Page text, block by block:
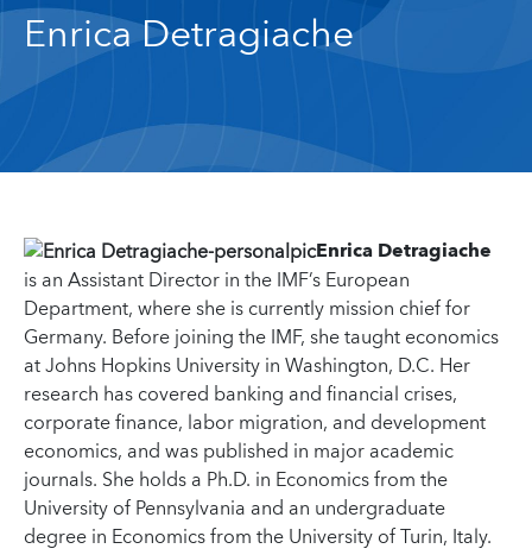
Enrica Detragiache
Enrica Detragiache
is an Assistant Director in the IMF’s European
Department, where she is currently mission chief for
Germany. Before joining the IMF, she taught economics
at Johns Hopkins University in Washington, D.C. Her
research has covered banking and financial crises,
corporate finance, labor migration, and development
economics, and was published in major academic
journals. She holds a Ph.D. in Economics from the
University of Pennsylvania and an undergraduate
degree in Economics from the University of Turin, Italy.